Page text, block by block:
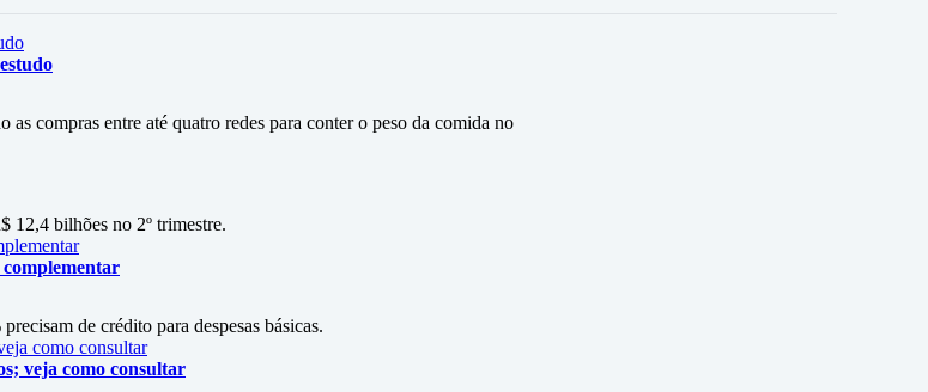
compras entre até quatro redes para conter o peso da comida no
12,4 bilhões no 2º trimestre.
de crédito para despesas básicas.
veja como consultar